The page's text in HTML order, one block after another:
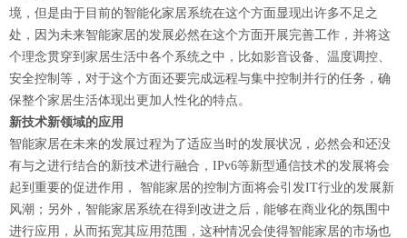
境，但是由于目前的智能化家居系统在这个方面显现出许多不足之
处，因为未来智能家居的发展必然在这个方面开展完善工作，并将这
个理念贯穿到家居生活中各个系统之中，比如影音设备、温度调控、
安全控制等，对于这个方面还要完成远程与集中控制并行的任务，确
保整个家居生活体现出更加人性化的特点。
新技术新领域的应用
智能家居在未来的发展过程为了适应当时的发展状况，必然会和还没
有与之进行结合的新技术进行融合，IPv6等新型通信技术的发展将会
起到重要的促进作用， 智能家居的控制方面将会引发IT行业的发展新
风潮；另外，智能家居系统在得到改进之后，能够在商业化的氛围中
进行应用，从而拓宽其应用范围，这种情况会使得智能家居的市场也